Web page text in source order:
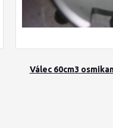
Válec 60cm3